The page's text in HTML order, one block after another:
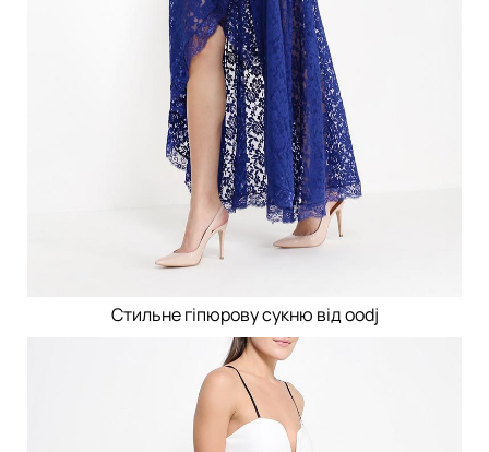
Стильне гіпюрову сукню від oodj